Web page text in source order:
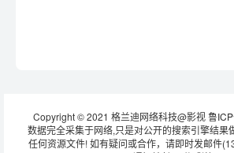
Copyright © 2021 格兰迪网络科技@影视鲁
数据完全采集于网络,只是对公开的搜索引擎结果
任何资源文件! 如有疑问或合作，请即时发邮件